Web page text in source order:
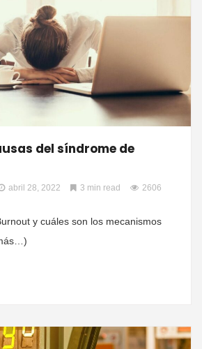
del síndrome de
abril 28, 2022 3 min read 2606
y cuáles son los mecanismos